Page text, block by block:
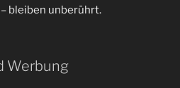
bleiben unberührt.
Werbung